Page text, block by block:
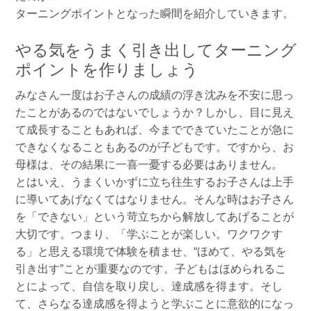
ターニングポイントとなった瞬間を紹介していきます。
やる気をうまく引き出してターニング
ポイントを作りましょう
みなさん一度はお子さんの成績の浮き沈みを不安に思っ
たことがあるのではないでしょうか？しかし、目に見え
て成長することもあれば、今までできていたことが急に
できなくなることもあるのが子どもです。ですから、お
母様は、その結果に一喜一憂する必要はありません。
とはいえ、うまくいかずに立ち往生するお子さんは上手
に導いてあげなくてはなりません。そんな時はお子さん
を「できない」という苛立ちから解放してあげることが
大切です。つまり、「学ぶことが楽しい。ワクワクす
る」と思える環境で体験を積ませ、“ほめて、やる気を
引き出す”ことが重要なのです。子どもはほめられるこ
とによって、自信を取り戻し、達成感を得ます。そし
て、さらなる達成感を得ようと学ぶことに意欲的になっ